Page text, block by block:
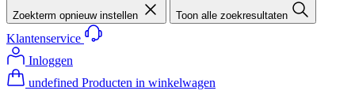
Zoekterm opnieuw instellen Toon alle zoekresultaten
Klantenservice
Inloggen
undefined Producten in winkelwagen